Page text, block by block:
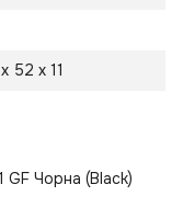
52 х 11
GF Чорна (Black)